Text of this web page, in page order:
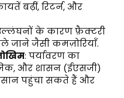
बढ़ीं, रिटर्न, और
के कारण फ़ैक्टरी
जाने जैसी कमज़ोरियाँ.
: पर्यावरण का
और शासन (ईएसजी)
पहुंचा सकते हैं और